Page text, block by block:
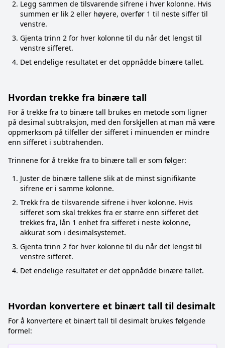
Legg sammen de tilsvarende sifrene i hver kolonne. Hvis
summen er lik 2 eller høyere, overfør 1 til neste siffer til
venstre.
Gjenta trinn 2 for hver kolonne til du når det lengst til
venstre sifferet.
Det endelige resultatet er det oppnådde binære tallet.
Hvordan trekke fra binære tall
For å trekke fra to binære tall brukes en metode som ligner
på desimal subtraksjon, med den forskjellen at man må være
oppmerksom på tilfeller der sifferet i minuenden er mindre
enn sifferet i subtrahenden.
Trinnene for å trekke fra to binære tall er som følger:
Juster de binære tallene slik at de minst signifikante
sifrene er i samme kolonne.
Trekk fra de tilsvarende sifrene i hver kolonne. Hvis
sifferet som skal trekkes fra er større enn sifferet det
trekkes fra, lån 1 enhet fra sifferet i neste kolonne,
akkurat som i desimalsystemet.
Gjenta trinn 2 for hver kolonne til du når det lengst til
venstre sifferet.
Det endelige resultatet er det oppnådde binære tallet.
Hvordan konvertere et binært tall til desimalt
For å konvertere et binært tall til desimalt brukes følgende
formel: